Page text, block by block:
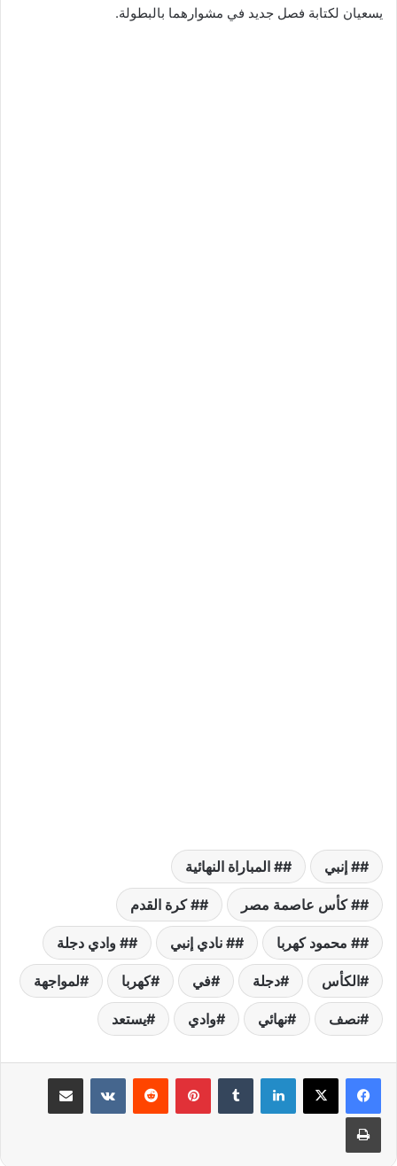
يسعيان لكتابة فصل جديد في مشوارهما بالبطولة.
# إنبي # المباراة النهائية
# كأس عاصمة مصر # كرة القدم
# محمود كهربا # نادي إنبي # وادي دجلة
الكأس دجلة في كهربا لمواجهة
نصف نهائي وادي يستعد
لينكدإن بينتيريست مشاركة عبر البريد
طباعة